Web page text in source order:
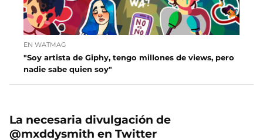
EN WATMAG
"Soy artista de Giphy, tengo millones de views, pero
nadie sabe quien soy"
La necesaria divulgación de
@mxddysmith en Twitter